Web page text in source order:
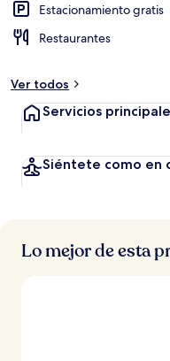
Estacionamiento gratis
Restaurantes
Ver todos
Servicios
Siéntete como en
Lo mejor de esta